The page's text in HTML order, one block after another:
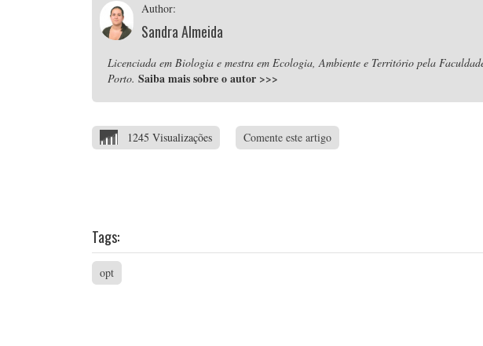
Author:
Sandra Almeida
Licenciada em Biologia e mestra em Ecologia, Ambiente e Território pela
Porto. Saiba mais sobre o autor >>>
1245 Visualizações Comente este artigo
Tags:
opt